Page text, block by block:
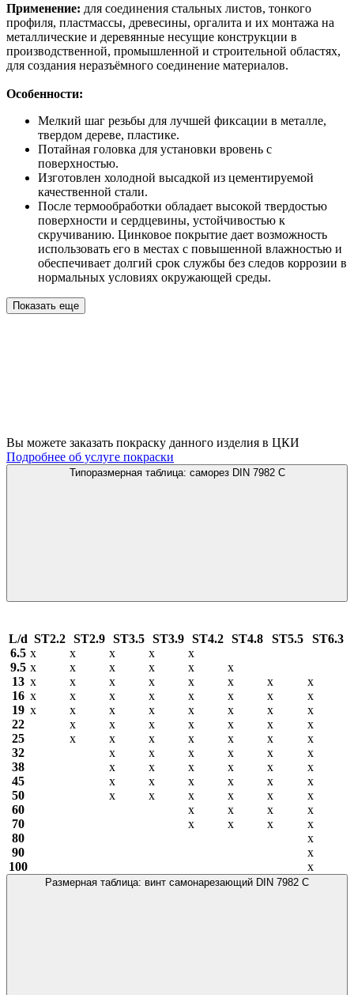
Применение: для соединения стальных листов, тонкого
профиля, пластмассы, древесины, оргалита и их монтажа на
металлические и деревянные несущие конструкции в
производственной, промышленной и строительной областях,
для создания неразъёмного соединение материалов.
Особенности:
Мелкий шаг резьбы для лучшей фиксации в металле,
твердом дереве, пластике.
Потайная головка для установки вровень с
поверхностью.
Изготовлен холодной высадкой из цементируемой
качественной стали.
После термообработки обладает высокой твердостью
поверхности и сердцевины, устойчивостью к
скручиванию. Цинковое покрытие дает возможность
использовать его в местах с повышенной влажностью и
обеспечивает долгий срок службы без следов коррозии в
нормальных условиях окружающей среды.
Показать еще
Вы можете заказать покраску данного изделия в ЦКИ
Подробнее об услуге покраски
Типоразмерная таблица: саморез DIN 7982 C
L/d ST2.2 ST2.9 ST3.5 ST3.9 ST4.2 ST4.8 ST5.5
ST6.3
6.5 х х х х
х
9.5 х х х х х
х
13 х х х х х х х
х
16 х х х х х х х
х
19 х х х х х х х
х
22
х х х х х х
х
25
х х х х х х
х
32
х х х х х
х
38
х х х х х
х
45
х х х х х
х
50
х х х х х
х
60
х х х
х
70
х х х
х
80
х
90
х
100
х
Размерная таблица: винт самонарезающий DIN 7982 С